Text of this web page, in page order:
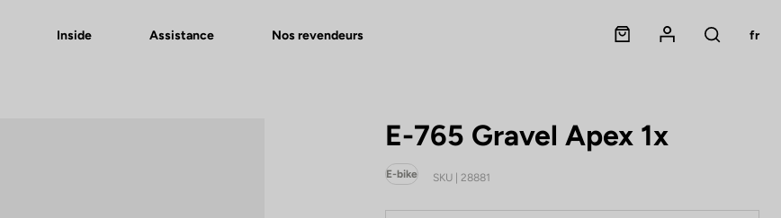
Inside Assistance Nos revendeurs Panier
Mon compte
Rechercher
fr
E-765 Gravel Apex 1x
E-bike SKU | 28881